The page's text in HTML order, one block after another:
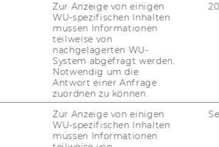
hier­bei auf den Fel­dern Open
ist der Pa­ra­dig­men­wech­sel
​zentrierten hin zu of­fe­nen, nutzer-​
kol­la­bo­ra­ti­ven In­no­va­ti­ons­pro­zes­sen
ak­tu­el­len For­schungs­fel­der haben wir in
in einen all­ge­mei­nen Rah­men
von Stra­te­gie, Tech­no­lo­gie
In­sti­tut mit For­schungs­vor­ha­ben prä­
Zur Anzeige von einigen
WU-spezifischen Inhalten
müssen Informationen
teilweise von
nachgelagerten WU-
System abgefragt werden.
Notwendig um die
Antwort einer Anfrage
zuordnen zu können.
Zur Anzeige von einigen
WU-spezifischen Inhalten
müssen Informationen